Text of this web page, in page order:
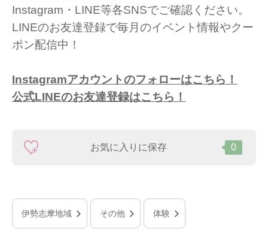
Instagram・LINE等各SNSでご確認ください。
LINEのお友達登録で毎月のイベント情報やクー
ポン配信中！
Instagramアカウントのフォローはこちら！
公式LINEのお友達登録はこちら！
お気に入りに保存 0
伊勢志摩地域 その他 体験